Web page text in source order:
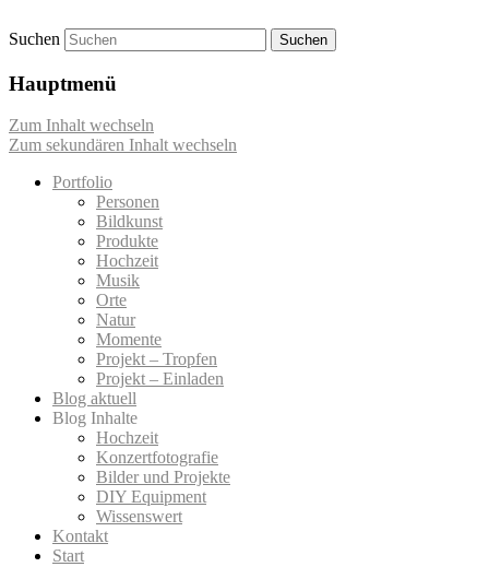
M-Momente
Momentaufnahmen von Markus Mettin
Suchen
Hauptmenü
Zum Inhalt wechseln
Zum sekundären Inhalt wechseln
Portfolio
Personen
Bildkunst
Produkte
Hochzeit
Musik
Orte
Natur
Momente
Projekt – Tropfen
Projekt – Einladen
Blog aktuell
Blog Inhalte
Hochzeit
Konzertfotografie
Bilder und Projekte
DIY Equipment
Wissenswert
Kontakt
Start